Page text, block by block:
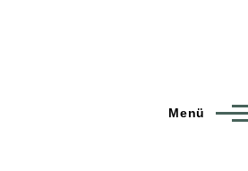
Menü